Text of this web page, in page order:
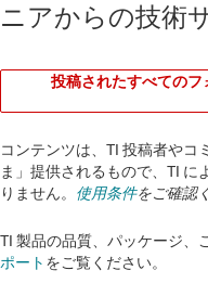
ニアからの技術
投稿されたすべての
コンテンツは、TI 投稿者やコ
ま」提供されるもので、TI に
りません。 使用条件をご確認
TI 製品の品質、パッケージ、
ポート をご覧ください。​​​​​​​​​​​​​​